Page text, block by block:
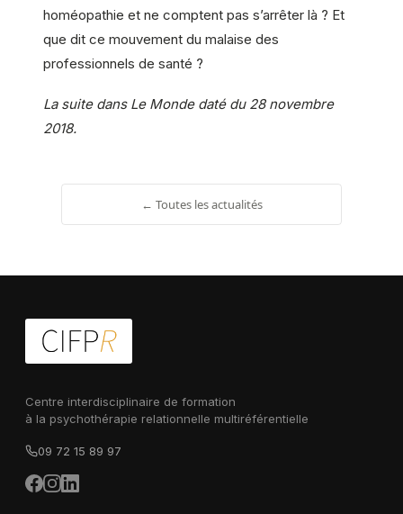
homéopathie et ne comptent pas s’arrêter là ? Et
que dit ce mouvement du malaise des
professionnels de santé ?
La suite dans Le Monde daté du 28 novembre
2018.
← Toutes les actualités
Centre interdisciplinaire de formation
à la psychothérapie relationnelle multiréférentielle
09 72 15 89 97